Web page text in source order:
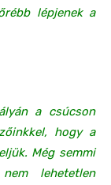
lépjenek a
a csúcson
hogy a
Még semmi
lehetetlen